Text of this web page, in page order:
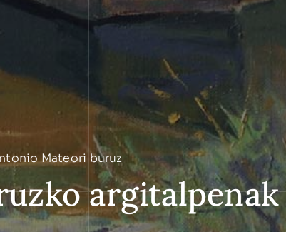
Mateori buruz
argitalpenak